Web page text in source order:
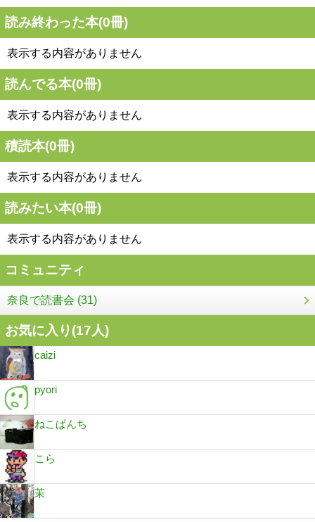
読み終わった本(0冊)
表示する内容がありません
読んでる本(0冊)
表示する内容がありません
積読本(0冊)
表示する内容がありません
読みたい本(0冊)
表示する内容がありません
コミュニティ
奈良で読書会 (31)
お気に入り(17人)
caizi
pyori
ねこぱんち
こら
茉